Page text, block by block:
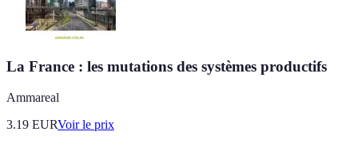
La France : les mutations des systèmes productifs
Ammareal
3.19 EURVoir le prix